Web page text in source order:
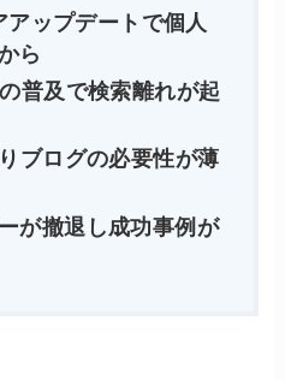
ップデートで個人
ら
普及で検索離れが起
ブログの必要性が薄
が撤退し成功事例が